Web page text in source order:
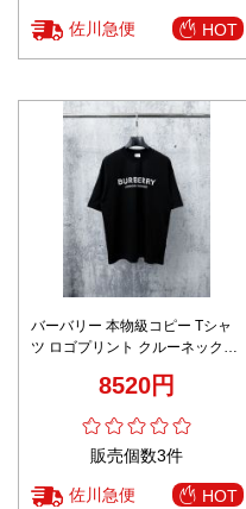
佐川急便 HOT
バーバリー 本物級コピー Tシャ
ツ ロゴプリント クルーネックデ
8520円
販売個数3件
佐川急便 HOT